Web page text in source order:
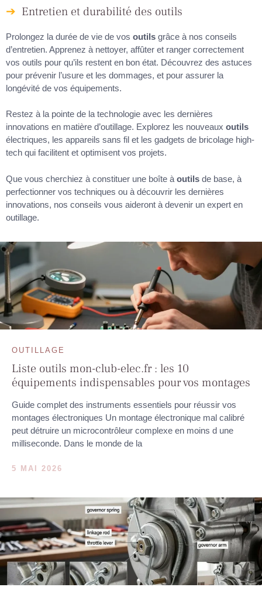
Entretien et durabilité des outils
Prolongez la durée de vie de vos outils grâce à nos conseils
d’entretien. Apprenez à nettoyer, affûter et ranger correctement
vos outils pour qu’ils restent en bon état. Découvrez des astuces
pour prévenir l’usure et les dommages, et pour assurer la
longévité de vos équipements.
Restez à la pointe de la technologie avec les dernières
innovations en matière d’outillage. Explorez les nouveaux outils
électriques, les appareils sans fil et les gadgets de bricolage high-
tech qui facilitent et optimisent vos projets.
Que vous cherchiez à constituer une boîte à outils de base, à
perfectionner vos techniques ou à découvrir les dernières
innovations, nos conseils vous aideront à devenir un expert en
outillage.
OUTILLAGE
Liste outils mon-club-elec.fr : les 10
équipements indispensables pour vos montages
Guide complet des instruments essentiels pour réussir vos
montages électroniques Un montage électronique mal calibré
peut détruire un microcontrôleur complexe en moins d une
milliseconde. Dans le monde de la
5 MAI 2026